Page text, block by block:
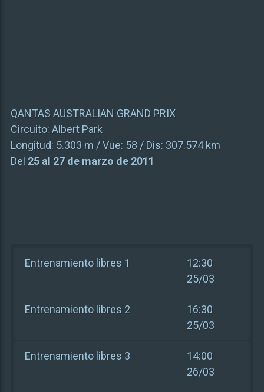
QANTAS AUSTRALIAN GRAND PRIX
Circuito: Albert Park
Longitud: 5.303 m / Vue: 58 / Dis: 307.574 km
Del 25 al 27 de marzo de 2011
Entrenamiento libres 1
12:30
25/03
Entrenamiento libres 2
16:30
25/03
Entrenamiento libres 3
14:00
26/03